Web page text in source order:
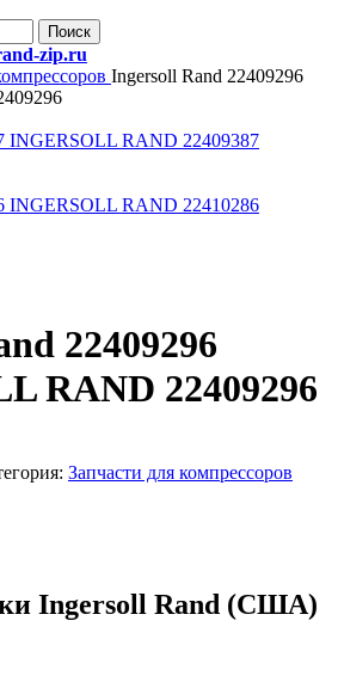
Поиск
zip.ru
Ingersoll Rand 22409296
INGERSOLL RAND 22409387
INGERSOLL RAND 22410286
22409296
RAND 22409296
Запчасти для компрессоров
Ingersoll Rand (США)